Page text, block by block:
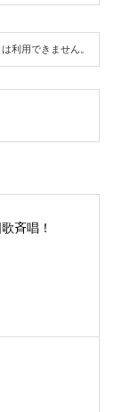
利用できません。
斉唱！